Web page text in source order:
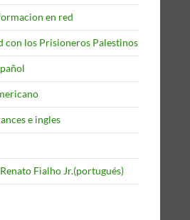
en red
con los Prisioneros Palestinos
e ingles
Fialho Jr.(portugués)